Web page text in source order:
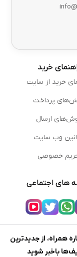
خرید
خرید از سایت
پرداخت
ارسال
وب سایت
خصوصی
های اجتماعی
همراه، از جدیدترین
باخبر شوید